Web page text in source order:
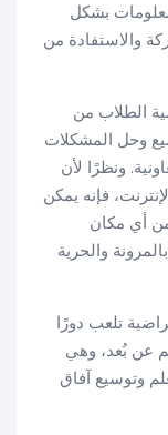
بشكل
والاستفادة من
الطلاب من
وحل المشكلات
ونظرًا لأن
فإنه يمكن
أي مكان
والحرية
تلعب دورًا
عن بُعد، وهي
وتوسيع آفاق